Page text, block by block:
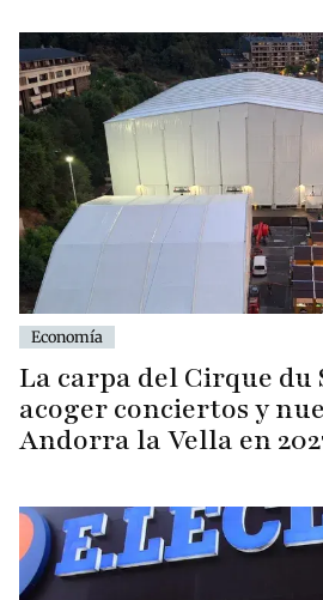
Economía
La carpa del Cirque
acoger conciertos y
Andorra la Vella en